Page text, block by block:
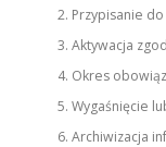
Przypisanie
Aktywacja
Okres
Wygaśnięcie
Archiwizacja